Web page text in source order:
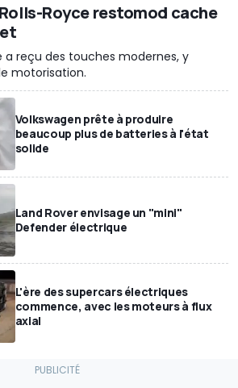
Royce restomod cache
a reçu des touches modernes, y
motorisation.
Volkswagen prête à produire
beaucoup plus de batteries à l'état
solide
Land Rover envisage un "mini"
Defender électrique
L'ère des supercars électriques
commence, avec les moteurs à flux
axial